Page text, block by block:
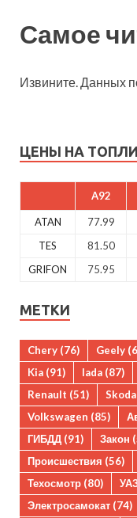
Самое
Извините. Данных
ЦЕНЫ НА
A92
ATAN 77.99
TES
81.50
GRIFON
75.95
МЕТКИ
Chery (76) Geely
Kia (91) lada (87)
Renault (51) Skoda
Volkswagen (85)
ГИБДД (91) Закон
Происшествия (56)
Техосмотр (80)
Электросамокат (74)